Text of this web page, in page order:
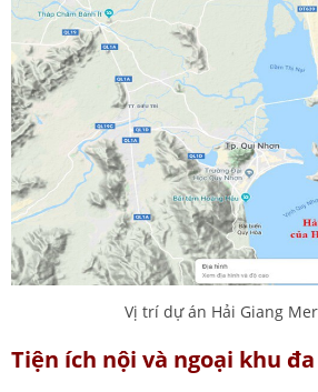
Vị trí dự án Hải Giang
Tiện ích nội và ngoại khu